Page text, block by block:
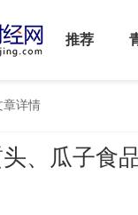
推荐
章详情
、瓜子食